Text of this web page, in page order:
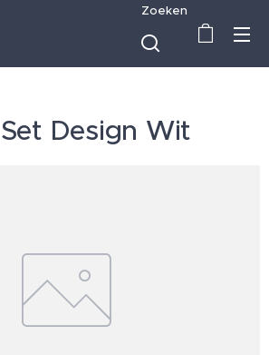
Zoeken
Design Wit